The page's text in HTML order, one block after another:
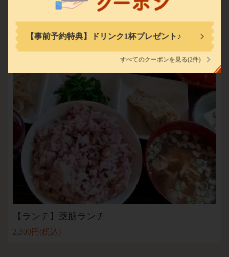
【事前予約特典】ドリンク1杯プレゼント♪
すべてのクーポンを見る(2件)
【ランチ】薬膳ランチ
2,300円 (税込)
お店情報をコピー